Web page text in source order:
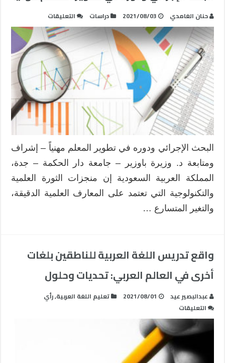
حنان الغامدي 2021/08/03 دراسات التعليقات
البحث
الإجرائي
ودوره
في
تطوير
المعلم
مهنياً
مغلقة
البحث الإجرائي ودوره في تطوير المعلم مهنياً – إشراف
ومتابعة د. وزيرة باوزير – جامعة دار الحكمة – جدة،
المملكة العربية السعودية إن منجزات الثورة العلمية
والتكنولوجية التي تعتمد على المعارف العلمية الدقيقة،
والتغير المتسارع …
واقع تدريس اللغة العربية للناطقين بلغات
أخرى في العالم العربي: تحديات وحلول
عبدالبصير عيد 2021/08/01 تعليم اللغة العربية,رأي
التعليقات
واقع
تدريس
اللغة
العربية